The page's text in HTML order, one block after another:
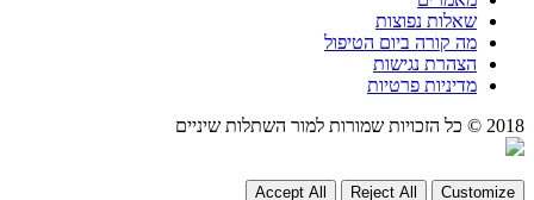
שאלות נפוצות
מה קורה ביום הטיפול
הצהרת נגישות
מדיניות פרטיות
2018 © כל הזכויות שמורות למור השתלות שיניים
Customize
Reject All
Accept All